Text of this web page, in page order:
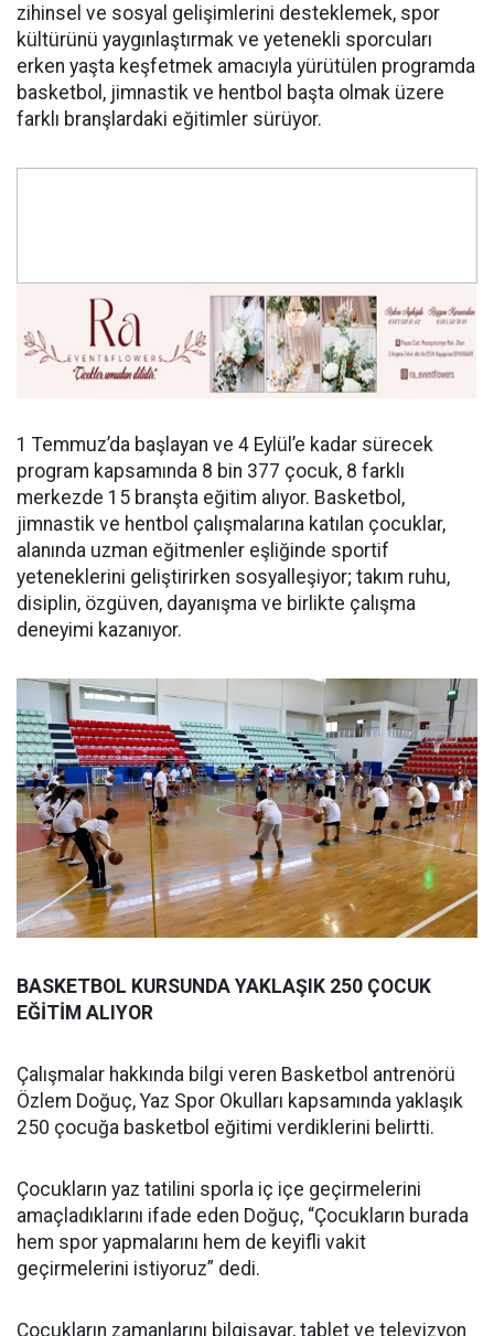
zihinsel ve sosyal gelişimlerini desteklemek, spor
kültürünü yaygınlaştırmak ve yetenekli sporcuları
erken yaşta keşfetmek amacıyla yürütülen programda
basketbol, jimnastik ve hentbol başta olmak üzere
farklı branşlardaki eğitimler sürüyor.
1 Temmuz’da başlayan ve 4 Eylül’e kadar sürecek
program kapsamında 8 bin 377 çocuk, 8 farklı
merkezde 15 branşta eğitim alıyor. Basketbol,
jimnastik ve hentbol çalışmalarına katılan çocuklar,
alanında uzman eğitmenler eşliğinde sportif
yeteneklerini geliştirirken sosyalleşiyor; takım ruhu,
disiplin, özgüven, dayanışma ve birlikte çalışma
deneyimi kazanıyor.
BASKETBOL KURSUNDA YAKLAŞIK 250 ÇOCUK
EĞİTİM ALIYOR
Çalışmalar hakkında bilgi veren Basketbol antrenörü
Özlem Doğuç, Yaz Spor Okulları kapsamında yaklaşık
250 çocuğa basketbol eğitimi verdiklerini belirtti.
Çocukların yaz tatilini sporla iç içe geçirmelerini
amaçladıklarını ifade eden Doğuç, “Çocukların burada
hem spor yapmalarını hem de keyifli vakit
geçirmelerini istiyoruz” dedi.
Çocukların zamanlarını bilgisayar, tablet ve televizyon